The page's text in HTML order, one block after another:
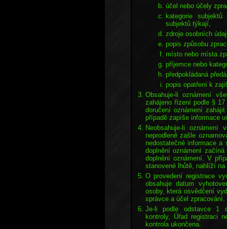
účel nebo účely
kategorie
subjektů týkají,
zdroje osobních
popis způsobu
místo nebo místa
příjemce nebo
předpokládaná
popis opatření k
Obsahuje-li oznámení
zahájeno řízení podle §
doručení oznámení
případě zapíše informace
Neobsahuje-li
neprodleně zašle
nedostatečné informace
doplnění oznámení
doplnění oznámení. V
stanovené lhůtě, nahlíží
O provedení registrace
obsahuje datum
osoby, která osvědčení
správce a účel zpracování.
Je-li podle odstavce 1
kontroly, Úřad registraci
kontrola ukončena.